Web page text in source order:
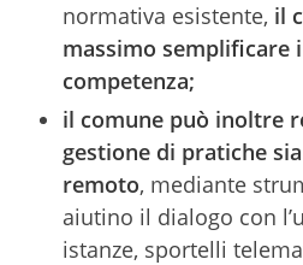
normativa esistente, il
massimo semplificare
competenza;
il comune può inoltre
gestione di pratiche
remoto, mediante
aiutino il dialogo con
istanze, sportelli